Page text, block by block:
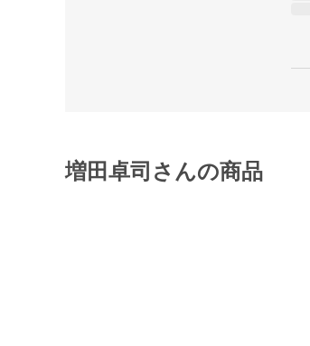
増田卓司さんの商品